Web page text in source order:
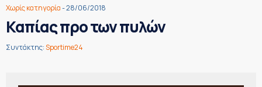
Χωρίς κατηγορία- 28/06/2018
Καπίας προ των πυλών
Συντάκτης:Sportime24